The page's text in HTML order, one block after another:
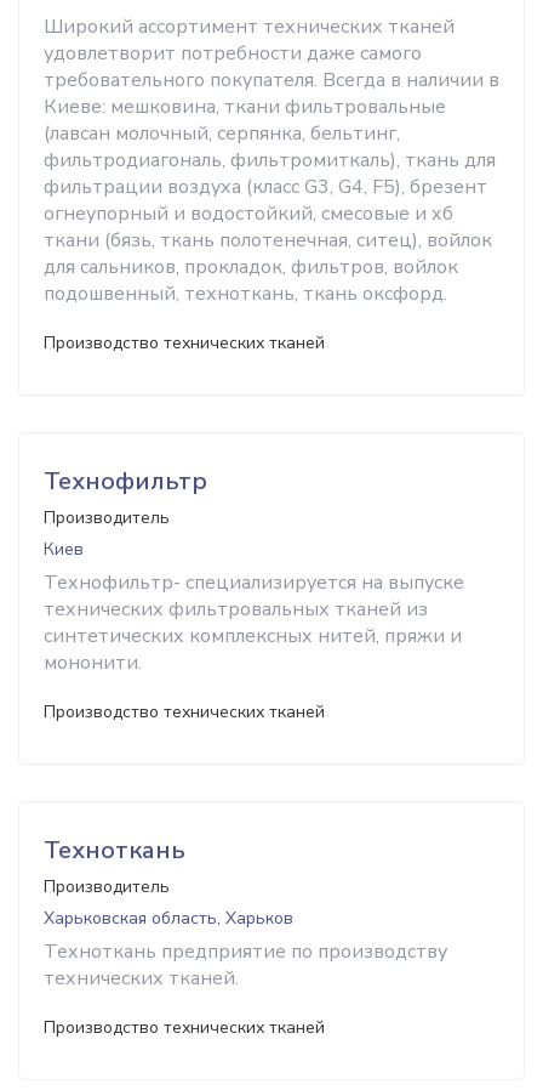
Широкий ассортимент технических тканей
удовлетворит потребности даже самого
требовательного покупателя. Всегда в наличии в
Киеве: мешковина, ткани фильтровальные
(лавсан молочный, серпянка, бельтинг,
фильтродиагональ, фильтромиткаль), ткань для
фильтрации воздуха (класс G3, G4, F5), брезент
огнеупорный и водостойкий, смесовые и хб
ткани (бязь, ткань полотенечная, ситец), войлок
для сальников, прокладок, фильтров, войлок
подошвенный, техноткань, ткань оксфорд.
Производство технических тканей
Технофильтр
Производитель
Киев
Технофильтр- специализируется на выпуске
технических фильтровальных тканей из
синтетических комплексных нитей, пряжи и
мононити.
Производство технических тканей
Техноткань
Производитель
Харьковская область, Харьков
Техноткань предприятие по производству
технических тканей.
Производство технических тканей